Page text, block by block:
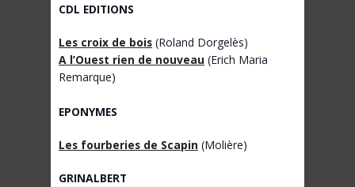
CDL EDITIONS
Les croix de bois (Roland Dorgelès)
A l’Ouest rien de nouveau (Erich Maria
Remarque)
EPONYMES
Les fourberies de Scapin (Molière)
GRINALBERT